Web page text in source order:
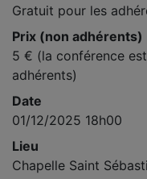
Gratuit pour les
Prix (non adhérents)
5 € (la conférence
adhérents)
Date
01/12/2025 18h00
Lieu
Chapelle Saint